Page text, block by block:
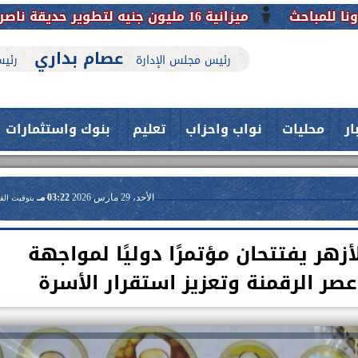
ميزانية 16 مليون جنيه لتطوير حديقة ناصر بأبوتيج.. نقلة حضارية تحافظ على تاريخها
رئيس مجلس الإدارة عصام بداري
محليات نواب واحزاب تعليم بنوك واستثمارات
الأحد، 29 مارس 2026 03:22 مـ بتوقيت
يفتتحان مؤتمرًا دوليًا لمواجهة
الرقمنة وتعزيز استقرار الأسرة
العلاج الحر بمنفلوط بالتعاون مع هيئة
حدث بمستشفيات جامعة اسيوط....
فريق طبي بقسم الأنف والأذن